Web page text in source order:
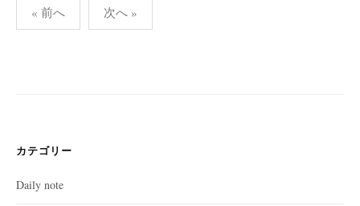
稿
送
り
« 前へ 次へ »
カテゴリー
Daily note